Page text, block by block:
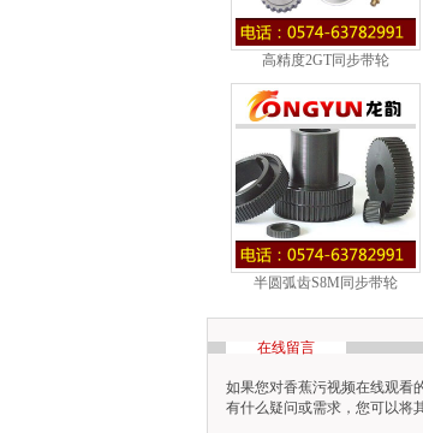
高精度2GT同步带轮
半圆弧齿S8M同步带轮
在线留言
如果您对香蕉污视频在线观看
有什么疑问或需求，您可以